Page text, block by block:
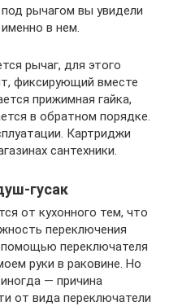
рычагом вы увидели
в нем.
рычаг, для этого
фиксирующий вместе
прижимная гайка,
в обратном порядке.
Картриджи
сантехники.
гусак
от кухонного тем, что
переключения
переключателя
руки в раковине. Но
— причина
от вида переключатели